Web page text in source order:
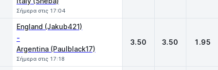
Σήμερα στις 17:04
England (Jakub421)
-
Argentina (Paulblack17)
Σήμερα στις 17:18
3.50 3.50 1.95